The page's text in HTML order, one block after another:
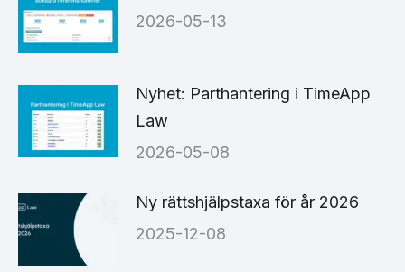
2026-05-13
Nyhet: Parthantering i TimeApp
Law
2026-05-08
Ny rättshjälpstaxa för år 2026
2025-12-08